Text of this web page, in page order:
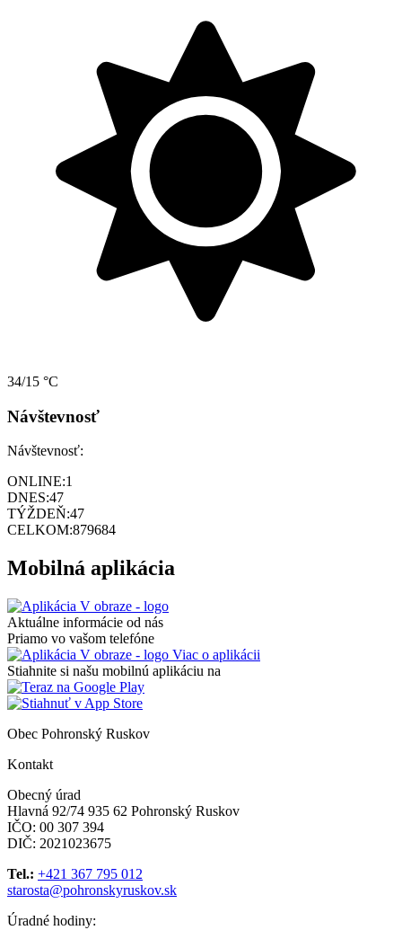
34/15 °C
Návštevnosť
Návštevnosť:
ONLINE:1
DNES:47
TÝŽDEŇ:47
CELKOM:879684
Mobilná aplikácia
Aktuálne informácie od nás
Priamo vo vašom telefóne
Viac o aplikácii
Stiahnite si našu mobilnú aplikáciu na
Obec Pohronský Ruskov
Kontakt
Obecný úrad
Hlavná 92/74 935 62 Pohronský Ruskov
IČO: 00 307 394
DIČ: 2021023675
Tel.: +421 367 795 012
starosta@pohronskyruskov.sk
Úradné hodiny: